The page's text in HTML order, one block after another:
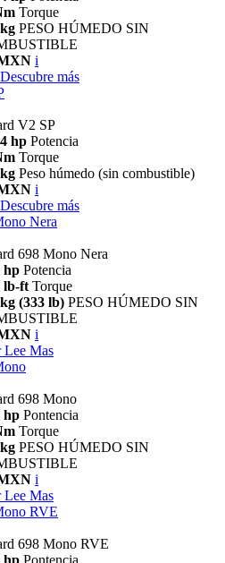
Torque
PESO HÚMEDO SIN
i
Descubre más
V2 SP
hp Potencia
Torque
Peso húmedo (sin combustible)
i
Descubre más
Nera
698 Mono Nera
hp Potencia
lb-ft Torque
(333 lb) PESO HÚMEDO SIN
i
Lee Mas
698 Mono
hp Pontencia
Torque
PESO HÚMEDO SIN
i
Lee Mas
RVE
698 Mono RVE